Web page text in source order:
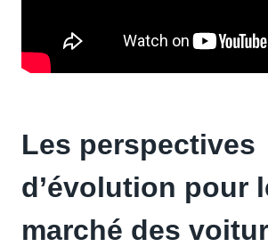
Les perspectives
d’évolution pour
marché des